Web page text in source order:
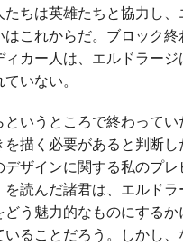
ちは英雄たちと協力し、
これからだ。ブロック終
カー人は、エルドラージ
いない。
いうところで終わってい
描く必要があると判断
ザインに関する私のプ
を読んだ諸君は、エルド
う魅力的なものにするか
ることだろう。しかし、